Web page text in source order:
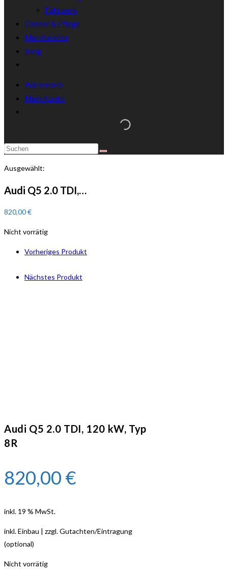
Fahrwerk
Chemie & Pflege
Merchandise
.blog
Warenkorb
Mein Konto
Diese
durchsuchen
Ausgewählt:
Audi Q5 2.0 TDI,…
820,00€
Nicht vorrätig
Vorheriges Produkt
Nächstes Produkt
Audi Q5 2.0 TDI, 120 kW, Typ
8R
820,00 €
inkl. 19 % MwSt.
inkl. Einbau | zzgl. Gutachten/Eintragung
(optional)
Nicht vorrätig